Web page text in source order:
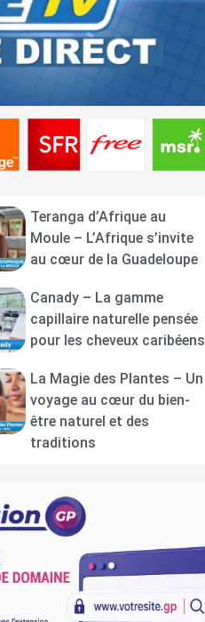
Teranga d’Afrique au
Moule – L’Afrique s’invite
au cœur de la Guadeloupe
Canady – La gamme
capillaire naturelle pensée
pour les cheveux caribéens
La Magie des Plantes – Un
voyage au cœur du bien-
être naturel et des
traditions